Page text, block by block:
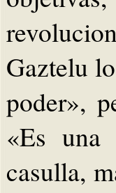
Gaztelu
poder»,
«Es una
casulla,